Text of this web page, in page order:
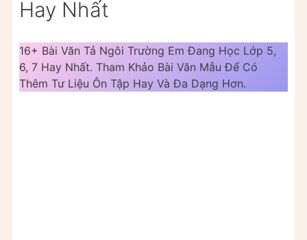
Hay Nhất
16+ Bài Văn Tả Ngôi Trường Em Đang Học Lớp 5,
6, 7 Hay Nhất. Tham Khảo Bài Văn Mẫu Để Có
Thêm Tư Liệu Ôn Tập Hay Và Đa Dạng Hơn.